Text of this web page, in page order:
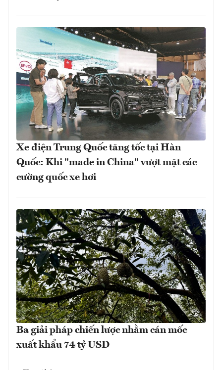
Xe điện Trung Quốc tăng tốc tại Hàn
Quốc: Khi "made in China" vượt mặt các
cường quốc xe hơi
Ba giải pháp chiến lược nhằm cán mốc
xuất khẩu 74 tỷ USD